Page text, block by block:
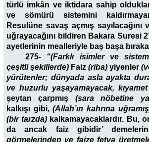
türlü imkân ve iktidara sahip
ve sömürü sistemini
Resulüne savaş açmış sayılacağını
uğrayacağını bildiren Bakara Suresi
ayetlerinin mealleriyle baş başa
275-“(Farklı isimler ve
çeşitli şekillerde) Faiz (riba) yiyenler
yürütenler; dünyada asla ayakta
ve huzurlu yaşayamayacak,
şeytan çarpmış (sara nöbetine
kalkışı gibi,(Allah’ın kahrına
(bir tarzda) kalkamayacaklardır. Bu,
da ancak faiz gibidir’
görmelerinden ve faize fetva